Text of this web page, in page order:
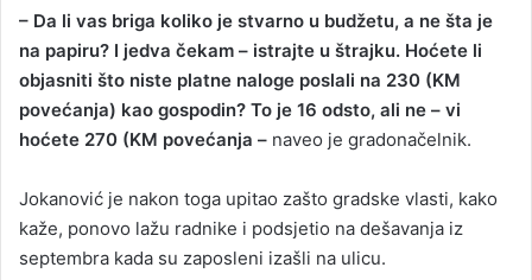
– Da li vas briga koliko je stvarno u budžetu, a ne šta je
na papiru? I jedva čekam – istrajte u štrajku. Hoćete li
objasniti što niste platne naloge poslali na 230 (KM
povećanja) kao gospodin? To je 16 odsto, ali ne – vi
hoćete 270 (KM povećanja – naveo je gradonačelnik.
Jokanović je nakon toga upitao zašto gradske vlasti, kako
kaže, ponovo lažu radnike i podsjetio na dešavanja iz
septembra kada su zaposleni izašli na ulicu.